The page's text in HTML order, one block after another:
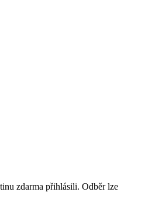
zdarma přihlásili. Odběr lze